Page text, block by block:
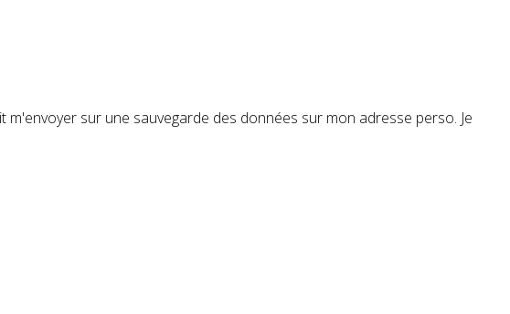
sur une sauvegarde des données sur mon adresse perso. Je